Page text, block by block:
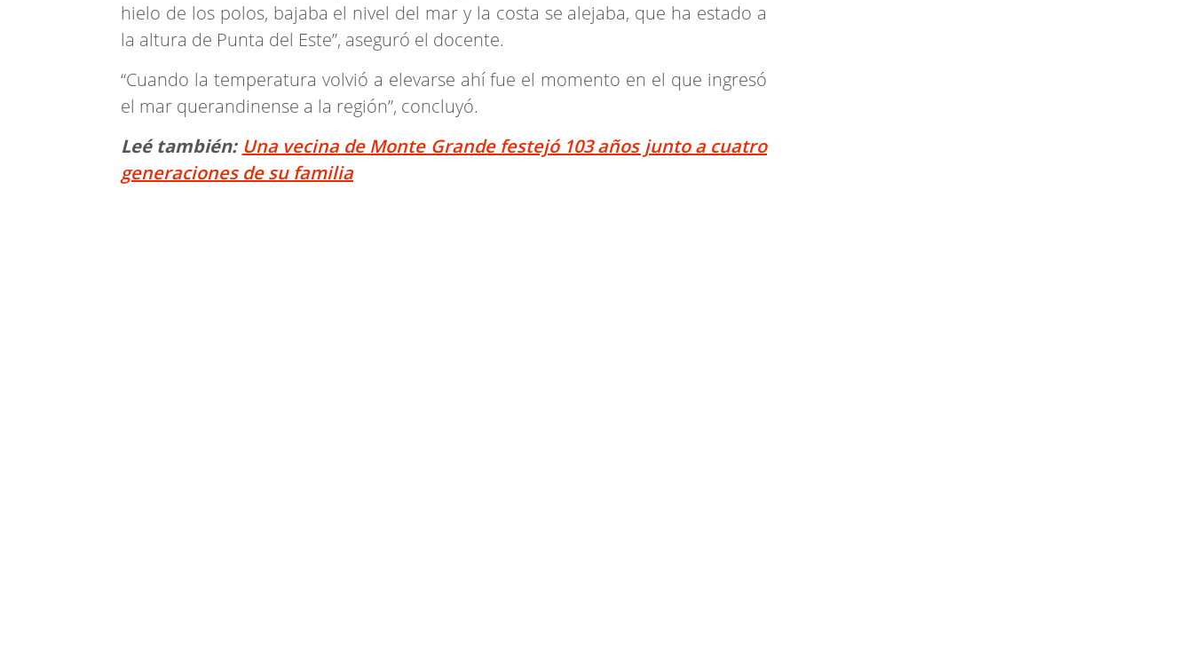
hielo de los polos, bajaba el nivel del mar y la costa se alejaba, que ha estado a
la altura de Punta del Este”, aseguró el docente.
“Cuando la temperatura volvió a elevarse ahí fue el momento en el que ingresó
el mar querandinense a la región”, concluyó.
Leé también: Una vecina de Monte Grande festejó 103 años junto a cuatro
generaciones de su familia